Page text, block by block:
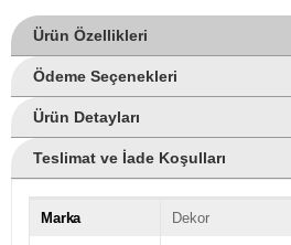
Ürün Özellikleri
Ödeme Seçenekleri
Ürün Detayları
Teslimat ve İade Koşulları
Marka Dekor